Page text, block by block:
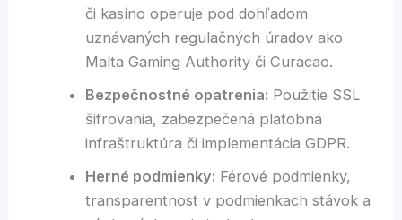
či kasíno operuje pod dohľadom
uznávaných regulačných úradov ako
Malta Gaming Authority či Curacao.
Bezpečnostné opatrenia: Použitie SSL
šifrovania, zabezpečená platobná
infraštruktúra či implementácia GDPR.
Herné podmienky: Férové podmienky,
transparentnosť v podmienkach stávok a